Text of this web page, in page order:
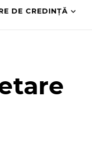
DE CREDINȚĂ